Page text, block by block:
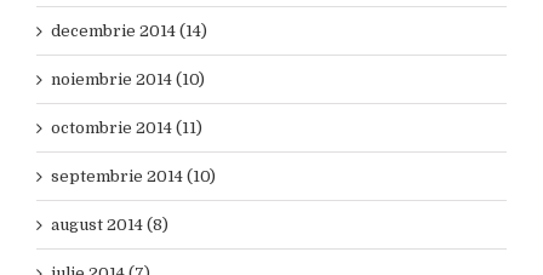
decembrie 2014 (14)
noiembrie 2014 (10)
octombrie 2014 (11)
septembrie 2014 (10)
august 2014 (8)